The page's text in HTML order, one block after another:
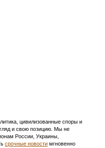
цивилизованные споры и
и свою позицию. Мы не
России, Украины,
срочные новости мгновенно